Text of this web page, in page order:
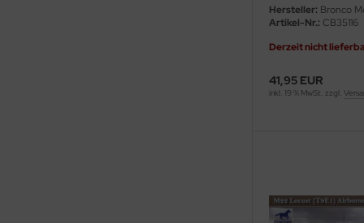
Hersteller: Bronco
Artikel-Nr.: CB35116
Derzeit nicht
41,95 EUR
inkl. 19 % MwSt. zzgl.